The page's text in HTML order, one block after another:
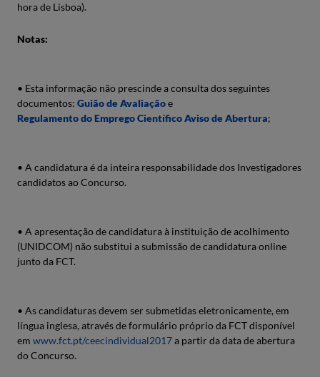
hora de Lisboa).
Notas:
• Esta informação não prescinde a consulta dos seguintes
documentos: Guião de Avaliaçãoe
Regulamento do Emprego Científico Aviso de Abertura;
• A candidatura é da inteira responsabilidade dos Investigadores
candidatos ao Concurso.
• A apresentação de candidatura à instituição de acolhimento
(UNIDCOM) não substitui a submissão de candidatura online
junto da FCT.
• As candidaturas devem ser submetidas eletronicamente, em
língua inglesa, através de formulário próprio da FCT disponível
em www.fct.pt/ceecindividual2017a partir da data de abertura
do Concurso.